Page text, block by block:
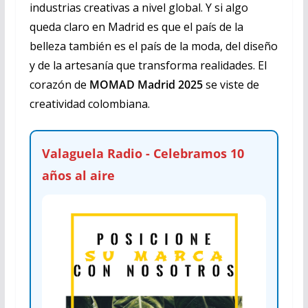
industrias creativas a nivel global. Y si algo
queda claro en Madrid es que el país de la
belleza también es el país de la moda, del diseño
y de la artesanía que transforma realidades. El
corazón de MOMAD Madrid 2025se viste de
creatividad colombiana.
Valaguela Radio - Celebramos 10
años al aire